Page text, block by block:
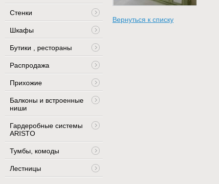
Вернуться к списку
Стенки
Шкафы
Бутики , рестораны
Распродажа
Прихожие
Балконы и встроенные
ниши
Гардеробные системы
ARISTO
Тумбы, комоды
Лестницы